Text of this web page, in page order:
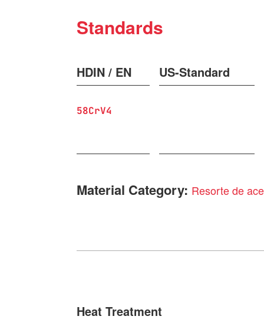
Standards
HDIN / EN US-Standard
58CrV4
Material Category: Resorte de
Heat Treatment